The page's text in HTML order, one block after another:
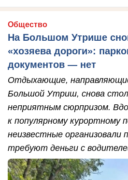
Общество
На Большом Утрише
«хозяева дороги»:
документов — нет
Отдыхающие,
Большой Утриш, снова
неприятным сюрпризом.
к популярному курортному
неизвестные организовали
требуют деньги с